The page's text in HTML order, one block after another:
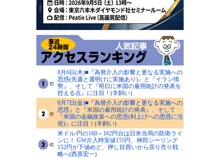
8月6日(木)■『為替介入の影響と更なる実施への
思惑(先週と週明けに実施あり)』と『イラン情
勢』、そして『明日に米国の雇用統計の発表を
控える点』に注目！(羊飼い)
8月7日(金)■『為替介入の影響と更なる実施への
思惑』と『米国の雇用統計の発表』、そして
『米国の金融政策への思惑(利上げへの思惑に注
視)』に注目！(羊飼い)
米ドル/円の160～162円台は日米当局の防衛ライ
ンに！ GW介入時安値155円、神田シーリング
152円が下値めど、押し目買いから戻り売り戦
略へ(西原宏一)